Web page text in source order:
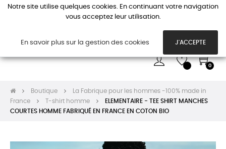
la
0
Boutique
La Fabrique pour les hommes -100% made in
France
T-shirt homme
ELEMENTAIRE - TEE SHIRT MANCHES
COURTES HOMME FABRIQUÉ EN FRANCE EN COTON BIO
Notre site utilise quelques cookies. En continuant votre navigation
vous acceptez leur utilisation.
En savoir plus sur la gestion des cookies J'ACCEPTE